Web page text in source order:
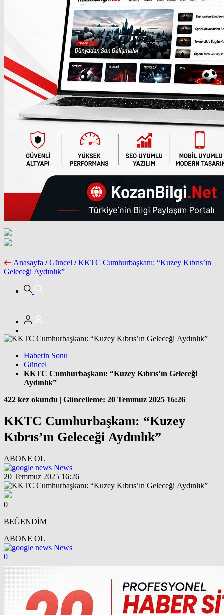
Anasayfa / Güncel / KKTC Cumhurbaşkanı: “Kuzey Kıbrıs’ın
Geleceği Aydınlık”
Haberin Sonu
Güncel
KKTC Cumhurbaşkanı: “Kuzey Kıbrıs’ın Geleceği
Aydınlık”
422 kez okundu | Güncelleme: 20 Temmuz 2025 16:26
KKTC Cumhurbaşkanı: “Kuzey
Kıbrıs’ın Geleceği Aydınlık”
ABONE OL
News
20 Temmuz 2025 16:26
0
BEĞENDİM
ABONE OL
News
0